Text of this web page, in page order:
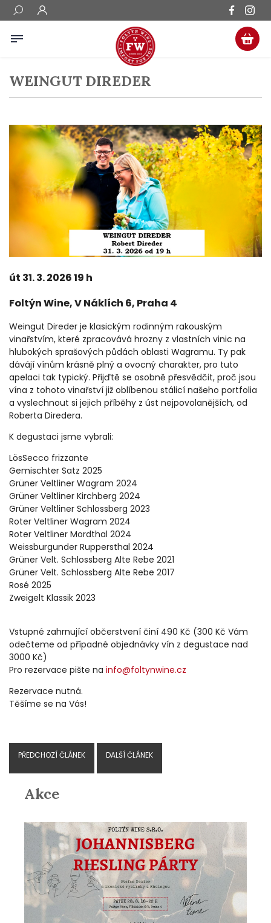
WEINGUT DIREDER
út 31. 3. 2026 19 h
Foltýn Wine, V Náklích 6, Praha 4
Weingut Direder je klasickým rodinným rakouským
vinařstvím, které zpracovává hrozny z vlastních vinic na
hlubokých sprašových půdách oblasti Wagramu. Ty pak
dávájí vínům krásně plný a ovocný charakter, pro tuto
apelaci tak typický. Přijďtě se osobně přesvědčit, proč jsou
vína z tohoto vinařství již oblíbenou stálicí našeho portfolia
a vyslechnout si jejich příběhy z úst nejpovolanějších, od
Roberta Diredera.
K degustaci jsme vybrali:
LösSecco frizzante
Gemischter Satz 2025
Grüner Veltliner Wagram 2024
Grüner Veltliner Kirchberg 2024
Grüner Veltliner Schlossberg 2023
Roter Veltliner Wagram 2024
Roter Veltliner Mordthal 2024
Weissburgunder Ruppersthal 2024
Grüner Velt. Schlossberg Alte Rebe 2021
Grüner Velt. Schlossberg Alte Rebe 2017
Rosé 2025
Zweigelt Klassik 2023
Vstupné zahrnující občerstvení činí 490 Kč (300 Kč Vám
odečteme od případné objednávky vín z degustace nad
3000 Kč)
Pro rezervace pište na info@foltynwine.cz
Rezervace nutná.
Těšíme se na Vás!
PŘEDCHOZÍ ČLÁNEK DALŠÍ ČLÁNEK
Akce